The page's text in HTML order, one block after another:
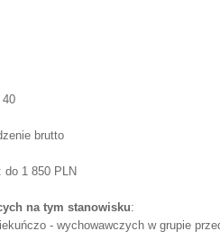
40
brutto
: do 1 850 PLN
na tym stanowisku:
- wychowawczych w grupie